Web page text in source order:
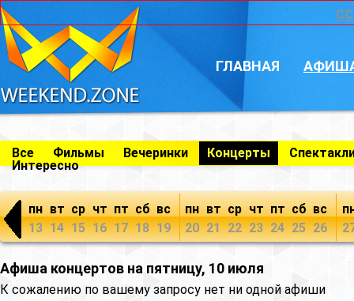
ГЛАВНАЯ
Все Фильмы Вечеринки Концерты
Интересно
пн
13
вт
14
ср
15
чт
16
пт
17
сб
18
вс
19
пн
20
вт
21
ср
22
чт
23
пт
24
сб
25
вс
26
Афиша концертов на пятницу, 10 июля
К сожалению по вашему запросу нет ни одной афиши